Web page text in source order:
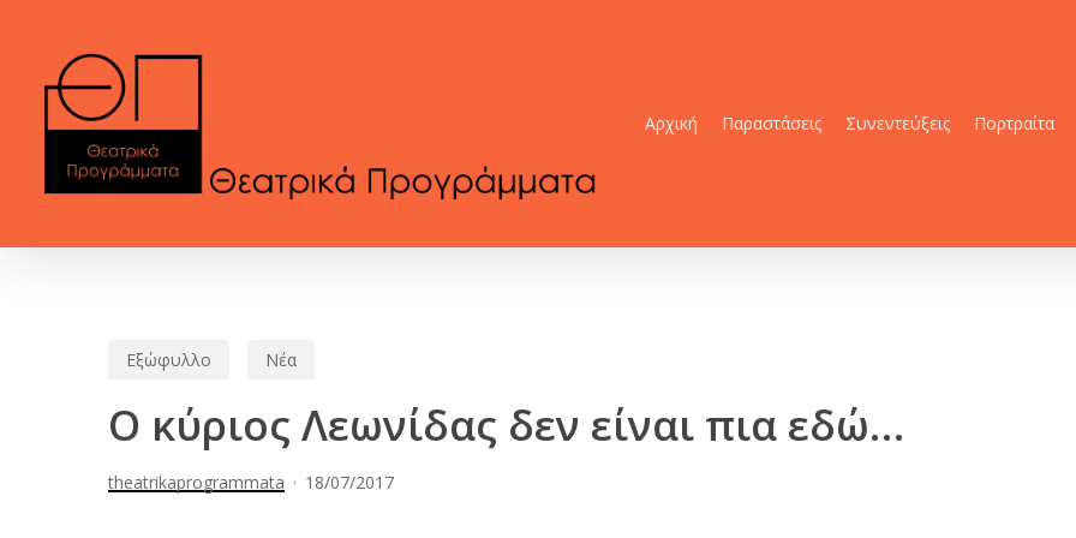
Αρχική Παραστάσεις Συνεντεύξεις Πορτραίτα
Εξώφυλλο Νέα
Ο κύριος Λεωνίδας δεν είναι πια εδώ…
theatrikaprogrammata 18/07/2017